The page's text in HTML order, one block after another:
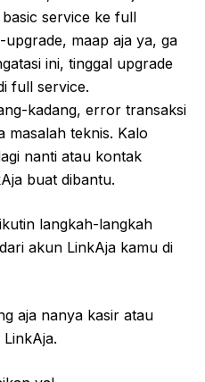
service ke full
maap aja ya, ga
ini, tinggal upgrade
full service.
kadang, error transaksi
masalah teknis. Kalo
nanti atau kontak
buat dibantu.
langkah-langkah
akun LinkAja kamu di
aja nanya kasir atau